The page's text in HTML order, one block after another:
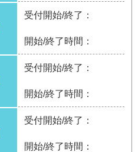
受付開始/終了：
開始/終了時間：
受付開始/終了：
開始/終了時間：
受付開始/終了：
開始/終了時間：